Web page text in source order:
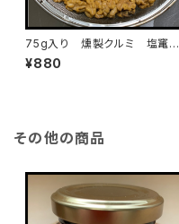
75g入り 燻製クルミ 塩竃の
藻塩仕立て
¥880
その他の商品